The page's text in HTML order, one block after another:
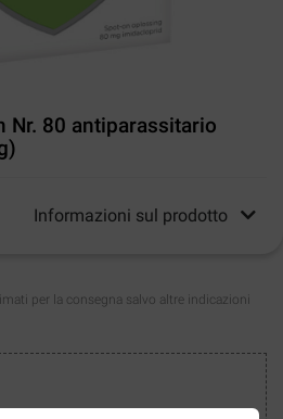
Nr. 80 antiparassitario
Informazioni sul prodotto
per la consegna salvo altre indicazioni